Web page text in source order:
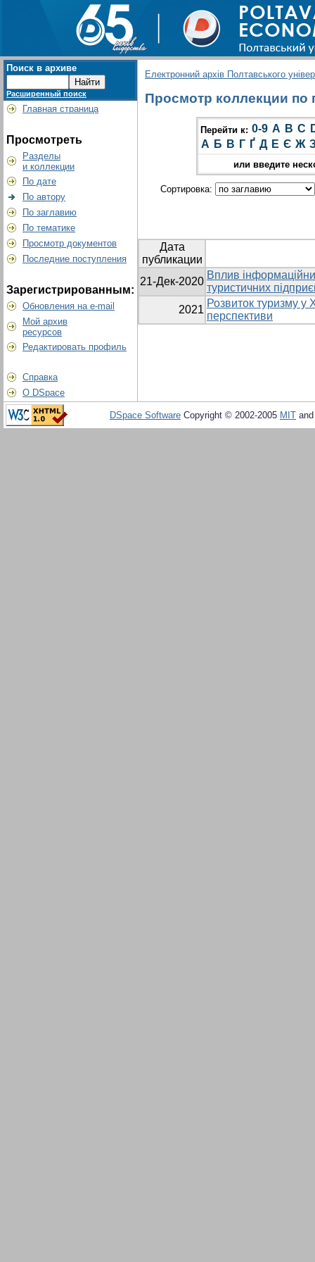
Поиск в архиве
Расширенный поиск
Главная страница
Просмотреть
Разделы
и коллекции
По дате
По автору
По заглавию
По тематике
Просмотр документов
Последние поступления
Зарегистрированным:
Обновления на e-mail
Мой архив
ресурсов
Редактировать профиль
Справка
О DSpace
Електронний архів Полтавського
Просмотр коллекции по
Перейти к: 0-9 A B C
А Б В Г Ґ Д Е Є Ж
или введите
Сортировка:
Дата
публикации
21-Дек-2020
Вплив
туристичних
2021
Розвиток туризму у
перспективи
DSpace Software Copyright © 2002-2005 MIT